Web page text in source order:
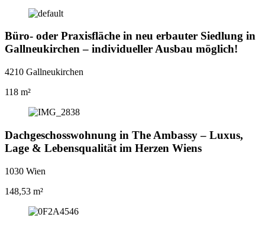
Büro- oder Praxisfläche in neu erbauter Siedlung in
Gallneukirchen – individueller Ausbau möglich!
4210 Gallneukirchen
118 m²
Dachgeschosswohnung in The Ambassy – Luxus,
Lage & Lebensqualität im Herzen Wiens
1030 Wien
148,53 m²